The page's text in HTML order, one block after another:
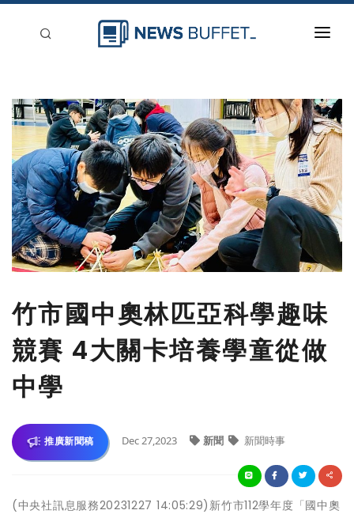
新聞稿分類
登入
刊登
竹市國中奧林匹亞科學趣味
競賽 4大關卡培養學童從做
中學
推廣新聞稿 Dec 27,2023 新聞 新聞時事
(中央社訊息服務20231227 14:05:29)新竹市112學年度「國中奧